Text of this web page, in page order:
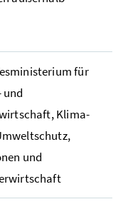
für
und
Klima-
und